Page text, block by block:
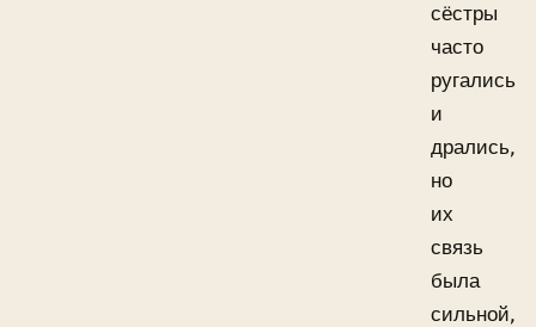
сёстры
часто
ругались
и
дрались,
но
их
связь
была
сильной,